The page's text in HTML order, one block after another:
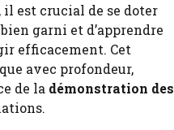
est crucial de se doter
bien garni et d’apprendre
efficacement. Cet
avec profondeur,
de la démonstration des